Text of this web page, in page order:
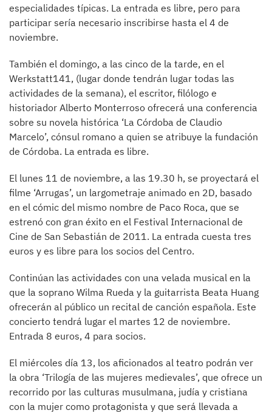
especialidades típicas. La entrada es libre, pero para
participar sería necesario inscribirse hasta el 4 de
noviembre.
También el domingo, a las cinco de la tarde, en el
Werkstatt141, (lugar donde tendrán lugar todas las
actividades de la semana), el escritor, filólogo e
historiador Alberto Monterroso ofrecerá una conferencia
sobre su novela histórica ‘La Córdoba de Claudio
Marcelo’, cónsul romano a quien se atribuye la fundación
de Córdoba. La entrada es libre.
El lunes 11 de noviembre, a las 19.30 h, se proyectará el
filme ‘Arrugas’, un largometraje animado en 2D, basado
en el cómic del mismo nombre de Paco Roca, que se
estrenó con gran éxito en el Festival Internacional de
Cine de San Sebastián de 2011. La entrada cuesta tres
euros y es libre para los socios del Centro.
Continúan las actividades con una velada musical en la
que la soprano Wilma Rueda y la guitarrista Beata Huang
ofrecerán al público un recital de canción española. Este
concierto tendrá lugar el martes 12 de noviembre.
Entrada 8 euros, 4 para socios.
El miércoles día 13, los aficionados al teatro podrán ver
la obra ‘Trilogía de las mujeres medievales’, que ofrece un
recorrido por las culturas musulmana, judía y cristiana
con la mujer como protagonista y que será llevada a